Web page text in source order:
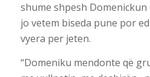
shume shpesh
jo vetem biseda pune por
vyera per jeten.
“Domeniku mendonte që